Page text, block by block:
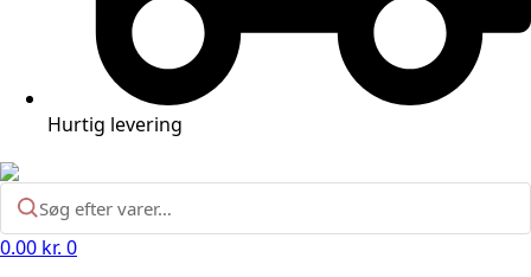
Hurtig levering
0.00 kr. 0